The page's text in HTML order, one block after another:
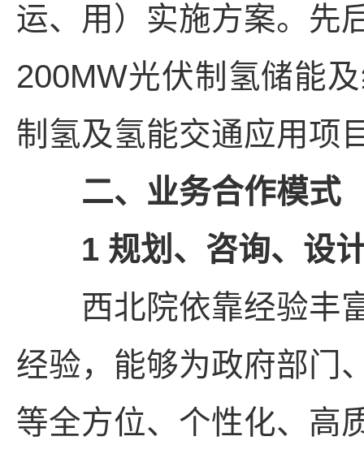
运、用）实施方案。先
200MW光伏制氢储能
制氢及氢能交通应用项
二、业务合作模式
1 规划、咨询、设
西北院依靠经验丰富
经验，能够为政府部门
等全方位、个性化、高